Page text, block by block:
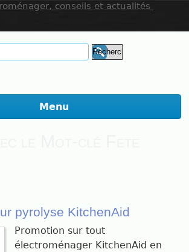
conseils et actualités
Menu
pyrolyse KitchenAid
Promotion sur tout
électroménager KitchenAid en